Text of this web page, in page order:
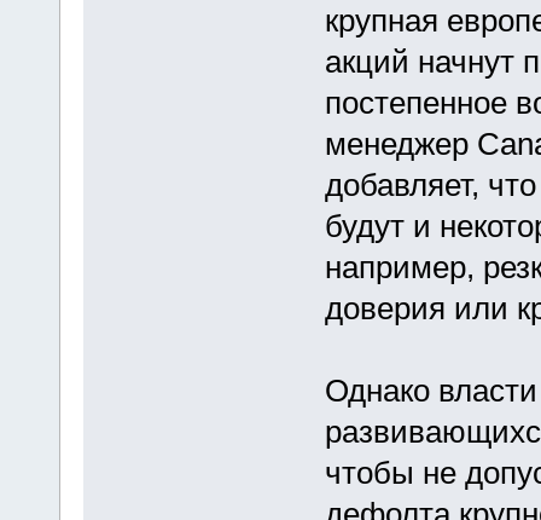
крупная
акций начнут
постепенное
менеджер
добавляет,
будут и
например,
доверия или
Однако
чтобы не